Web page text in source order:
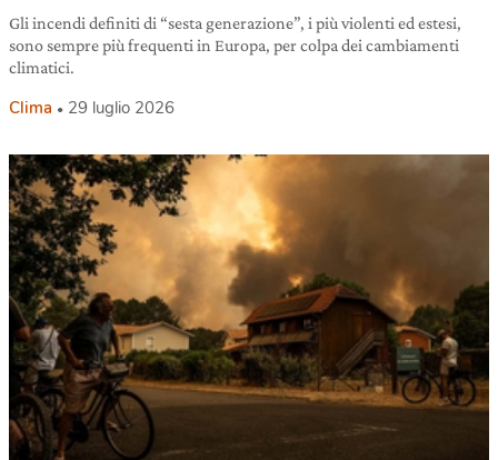
Gli incendi definiti di “sesta generazione”, i più violenti ed estesi,
sono sempre più frequenti in Europa, per colpa dei cambiamenti
climatici.
Clima 29 luglio 2026